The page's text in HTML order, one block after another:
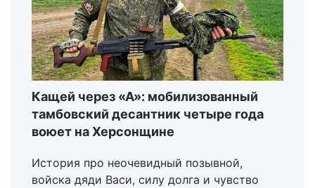
Кащей через «А»: мобилизованный
тамбовский десантник четыре года
воюет на Херсонщине
История про неочевидный позывной,
войска дяди Васи, силу долга и чувство